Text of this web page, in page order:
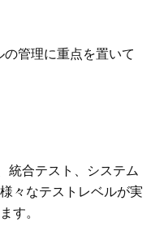
管理に重点を置いて
統合テスト、システム
々なテストレベルが実
す。